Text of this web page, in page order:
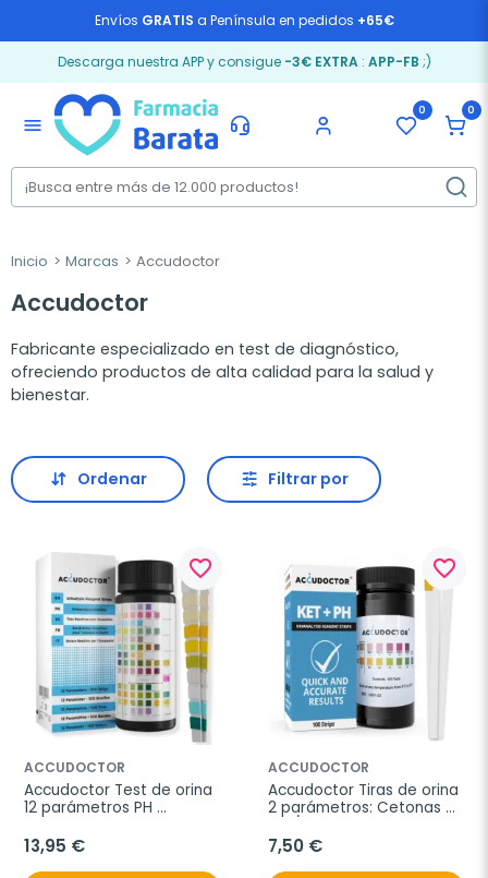
Envíos GRATIS a Península en pedidos +65€
Descarga nuestra APP y consigue -3€ EXTRA: APP-FB ;)
menu
0 0
Inicio Marcas Accudoctor
Accudoctor
Fabricante especializado en test de diagnóstico,
ofreciendo productos de alta calidad para la salud y
bienestar.
Ordenar Filtrar por
favorite_border
ACCUDOCTOR
Accudoctor Test de orina
12 parámetros PH
Glucosa, 100 Tiras
13,95 €
favorite_border
ACCUDOCTOR
Accudoctor Tiras de orina
2 parámetros: Cetonas
7,50 €